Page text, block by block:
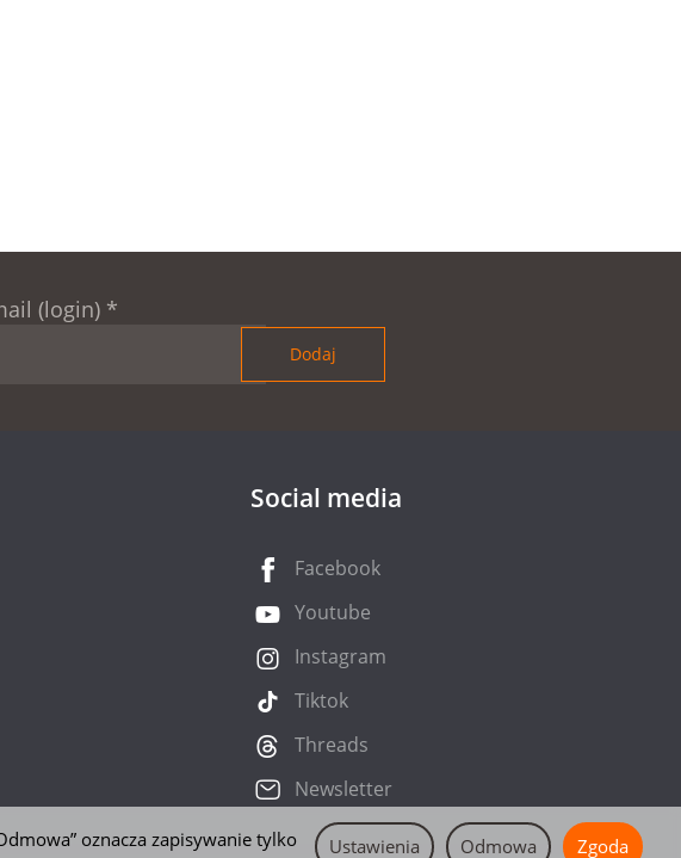
(login) *
Social media
Facebook
Youtube
Instagram
Tiktok
Threads
Newsletter
oznacza zapisywanie tylko
Ustawienia Odmowa Zgoda